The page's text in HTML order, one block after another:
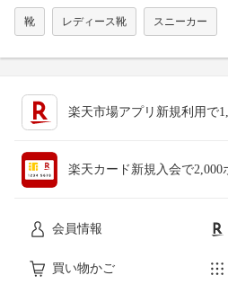
靴 レディース靴 スニーカー
楽天市場アプリ新規利用で
楽天カード新規入会で2,000
会員情報
買い物かご